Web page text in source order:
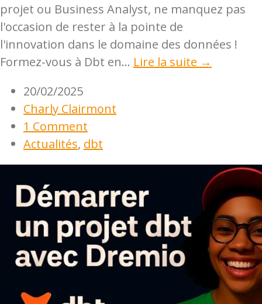
projet ou Business Analyst, ne manquez pas
l'occasion de rester à la pointe de
l'innovation dans le domaine des données !
Formez-vous à Dbt en... Lire la suite →
20/02/2025
Charly Clairmont
1 Comment
Actualités, dbt